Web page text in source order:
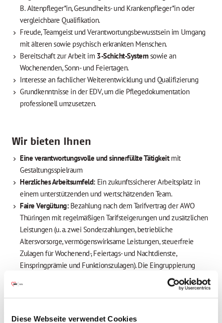
Diese Webseite verwendet Cookies
B. Altenpfleger*in, Gesundheits- und Krankenpfleger*in oder
vergleichbare Qualifikation.
Freude, Teamgeist und Verantwortungsbewusstsein im Umgang
mit älteren sowie psychisch erkrankten Menschen.
Bereitschaft zur Arbeit im 3-Schicht-Systemsowie an
Wochenenden, Sonn- und Feiertagen.
Interesse an fachlicher Weiterentwicklung und Qualifizierung
Grundkenntnisse in der EDV, um die Pflegedokumentation
professionell umzusetzen.
Wir bieten Ihnen
Eine verantwortungsvolle und sinnerfüllte Tätigkeitmit
Gestaltungsspielraum
Herzliches Arbeitsumfeld: Ein zukunftssicherer Arbeitsplatz in
einem unterstützenden und wertschätzenden Team.
Faire Vergütung:Bezahlung nach dem Tarifvertrag der AWO
Thüringen mit regelmäßigen Tarifsteigerungen und zusätzlichen
Leistungen (u. a. zwei Sonderzahlungen, betriebliche
Altersvorsorge, vermögenswirksame Leistungen, steuerfreie
Zulagen für Wochenend-, Feiertags- und Nachtdienste,
Einspringprämie und Funktionszulagen). Die Eingruppierung
30 Tage Urlaub und 2 zusätzliche
Regenerationstage, flexible Arbeitszeiten und kostenfreie